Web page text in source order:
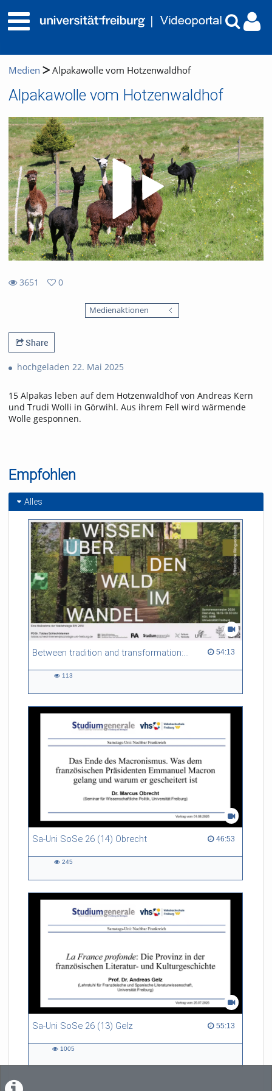
Medien Alpakawolle vom Hotzenwaldhof
Alpakawolle vom Hotzenwaldhof
3651
0
Medienaktionen
Share
hochgeladen 22. Mai 2025
15 Alpakas leben auf dem Hotzenwaldhof von Andreas Kern
und Trudi Wolli in Görwihl. Aus ihrem Fell wird wärmende
Wolle gesponnen.
Empfohlen
Alles
Between tradition and transformation: how owners, advisers and institutions co-create knowledge for resilient forests in Europe 54:13
54:13 duration
113
Sa-Uni SoSe 26 (14) Obrecht 46:53
46:53 duration
245
Sa-Uni SoSe 26 (13) Gelz 55:13
55:13 duration
1005